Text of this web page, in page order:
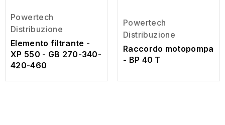
Powertech
Distribuzione
Elemento filtrante -
XP 550 - GB 270-340-
420-460
Powertech
Distribuzione
Raccordo motopompa
- BP 40 T